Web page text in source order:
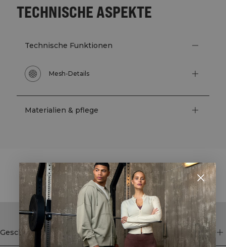
TECHNISCHE ASPEKTE
Technische Funktionen
Mesh-Details
Materialien & pflege
STYLE WITH
Geschäft